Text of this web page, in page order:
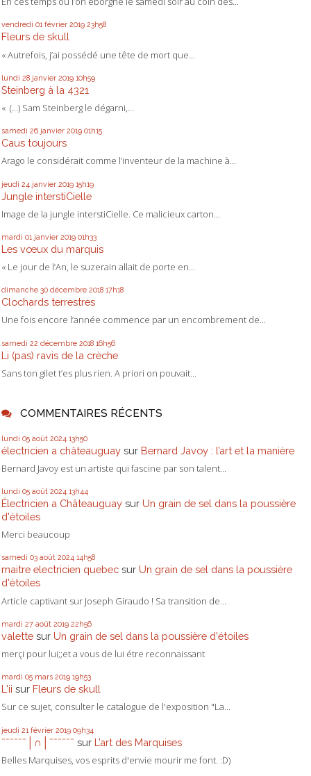
vendredi 01 février 2019 23h58
Fleurs de skull
« Autrefois, j’ai possédé une tête de mort que...
lundi 28 janvier 2019 10h59
Steinberg à la 4321
« (…) Sam Steinberg le dégarni,...
samedi 26 janvier 2019 01h15
Caus toujours
Arago le considérait comme l’inventeur de la machine à...
jeudi 24 janvier 2019 15h19
Jungle interstiCielle
Image de la jungle interstiCielle. Ce malicieux carton...
mardi 01 janvier 2019 01h33
Les vœux du marquis
« Le jour de l’An, le suzerain allait de porte en...
dimanche 30 décembre 2018 17h18
Clochards terrestres
Une fois encore l’année commence par un encombrement de...
samedi 22 décembre 2018 16h56
Li (pas) ravis de la crèche
Sans ton gilet t’es plus rien. A priori on pouvait...
COMMENTAIRES RÉCENTS
lundi 05 août 2024 13h50
électricien a châteauguay sur Bernard Javoy : l’art et la manière
Bernard Javoy est un artiste qui fascine par son talent...
lundi 05 août 2024 13h44
Électricien a Châteauguay sur Un grain de sel dans la poussière
d'étoiles
Merci beaucoup
samedi 03 août 2024 14h58
maitre electricien quebec sur Un grain de sel dans la poussière
d'étoiles
Article captivant sur Joseph Giraudo ! Sa transition de...
mardi 27 août 2019 22h56
valette sur Un grain de sel dans la poussière d'étoiles
merçi pour lui;;et a vous de lui étre reconnaissant
mardi 05 mars 2019 19h53
L'ii sur Fleurs de skull
Sur ce sujet, consulter le catalogue de l'exposition "La...
jeudi 21 février 2019 09h34
ˉˉˉˉˉˉ│∩│ˉˉˉˉˉˉ sur L’art des Marquises
Belles Marquises, vos esprits d'envie mourir me font. :D)